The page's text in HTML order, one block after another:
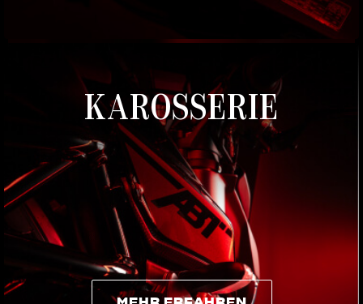
KAROSSERIE